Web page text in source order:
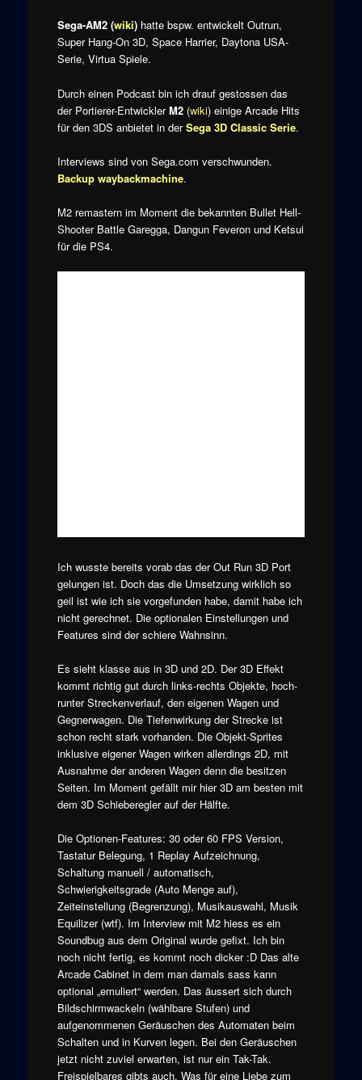
Sega-AM2(wiki) hatte bspw. entwickelt Outrun,
Super Hang-On 3D, Space Harrier, Daytona USA-
Serie, Virtua Spiele.
Durch einen Podcast bin ich drauf gestossen das
der Portierer-EntwicklerM2(wiki) einige Arcade Hits
für den 3DS anbietet in derSega 3D Classic Serie.
Interviews sind von Sega.com verschwunden.
Backup waybackmachine.
M2 remastern im Moment die bekannten Bullet Hell-
Shooter Battle Garegga, Dangun Feveron und Ketsui
für die PS4.
Ich wusste bereits vorab das der Out Run 3D Port
gelungen ist. Doch das die Umsetzung wirklich so
geil ist wie ich sie vorgefunden habe, damit habe ich
nicht gerechnet. Die optionalen Einstellungen und
Features sind der schiere Wahnsinn.
Es sieht klasse aus in 3D und 2D. Der 3D Effekt
kommt richtig gut durch links-rechts Objekte, hoch-
runter Streckenverlauf, den eigenen Wagen und
Gegnerwagen. Die Tiefenwirkung der Strecke ist
schon recht stark vorhanden. Die Objekt-Sprites
inklusive eigener Wagen wirken allerdings 2D, mit
Ausnahme der anderen Wagen denn die besitzen
Seiten. Im Moment gefällt mir hier 3D am besten mit
dem 3D Schieberegler auf der Hälfte.
Die Optionen-Features: 30 oder 60 FPS Version,
Tastatur Belegung, 1 Replay Aufzeichnung,
Schaltung manuell / automatisch,
Schwierigkeitsgrade (Auto Menge auf),
Zeiteinstellung (Begrenzung), Musikauswahl, Musik
Equilizer (wtf). Im Interview mit M2 hiess es ein
Soundbug aus dem Original wurde gefixt. Ich bin
noch nicht fertig, es kommt noch dicker :D Das alte
Arcade Cabinet in dem man damals sass kann
optional „emuliert“ werden. Das äussert sich durch
Bildschirmwackeln (wählbare Stufen) und
aufgenommenen Geräuschen des Automaten beim
Schalten und in Kurven legen. Bei den Geräuschen
jetzt nicht zuviel erwarten, ist nur ein Tak-Tak.
Freispielbares gibts auch. Was für eine Liebe zum